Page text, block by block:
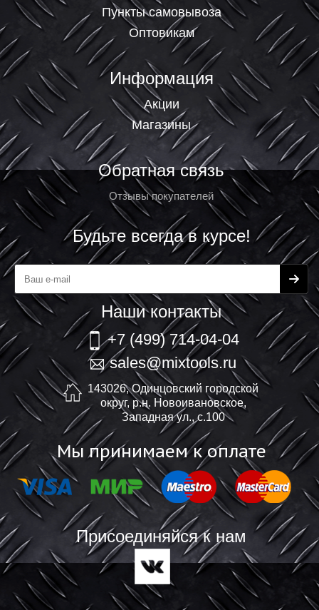
Пункты самовывоза
Оптовикам
Информация
Акции
Магазины
Обратная связь
Отзывы покупателей
Будьте всегда в курсе!
Наши контакты
+7 (499) 714-04-04
sales@mixtools.ru
143026, Одинцовский городской
округ, р.н. Новоивановское,
Западная ул., с.100
Мы принимаем к оплате
Присоединяйся к нам